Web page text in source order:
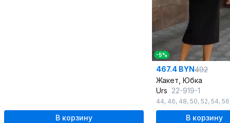
В корзину
-5%
467.4 BYN492
Жакет, Юбка
Urs 22-919-1
44, 46, 48, 50, 52, 54, 56
В корзину